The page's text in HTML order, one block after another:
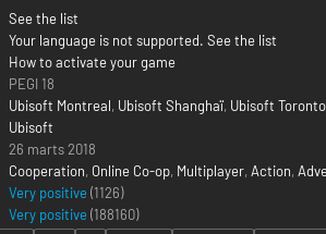
See the list
Your language is not supported. See the list
How to activate your game
PEGI 18
Ubisoft Montreal, Ubisoft Shanghaï, Ubisoft Toronto
Ubisoft
26 marts 2018
Cooperation, Online Co-op, Multiplayer, Action,
Very positive (1126)
Very positive (188160)